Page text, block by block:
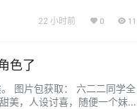
22 小时前 0 11
色了
图片包获取： 六二二同学全
美，人设讨喜，随便一个妹